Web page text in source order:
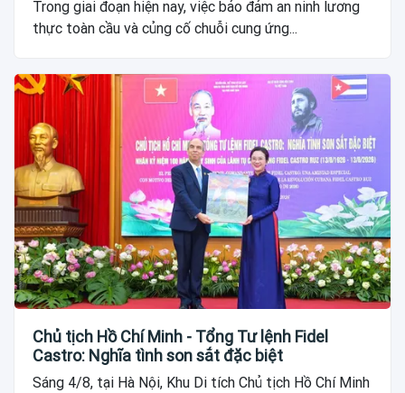
Trong giai đoạn hiện nay, việc bảo đảm an ninh lương
thực toàn cầu và củng cố chuỗi cung ứng...
Chủ tịch Hồ Chí Minh - Tổng Tư lệnh Fidel
Castro: Nghĩa tình son sắt đặc biệt
Sáng 4/8, tại Hà Nội, Khu Di tích Chủ tịch Hồ Chí Minh